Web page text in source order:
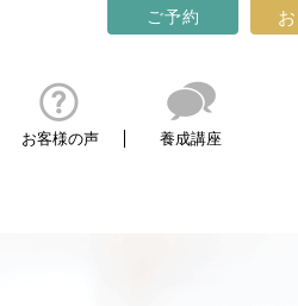
お客様の声 養成講座
ご予約
wp-content/themes/